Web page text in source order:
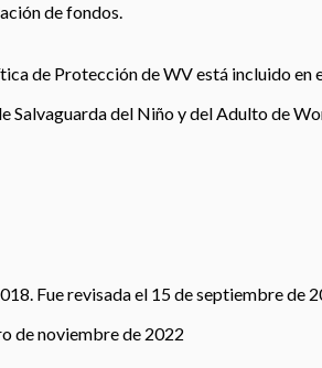
de fondos.
de Protección de WV está incluido en
Salvaguarda del Niño y del Adulto de
Fue revisada el 15 de septiembre de
de noviembre de 2022